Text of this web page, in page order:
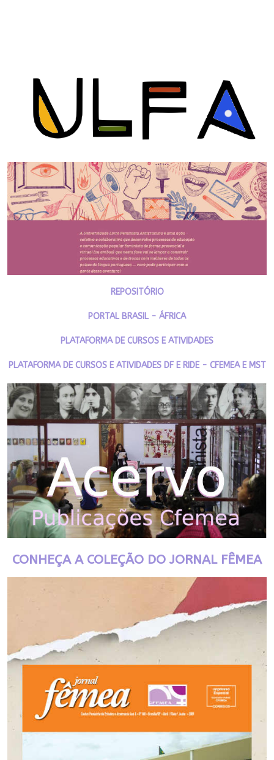
REPOSITÓRIO
PORTAL BRASIL - ÁFRICA
PLATAFORMA DE CURSOS E ATIVIDADES
PLATAFORMA DE CURSOS E ATIVIDADES DF E RIDE - CFEMEA E MST
CONHEÇA A COLEÇÃO DO JORNAL FÊMEA